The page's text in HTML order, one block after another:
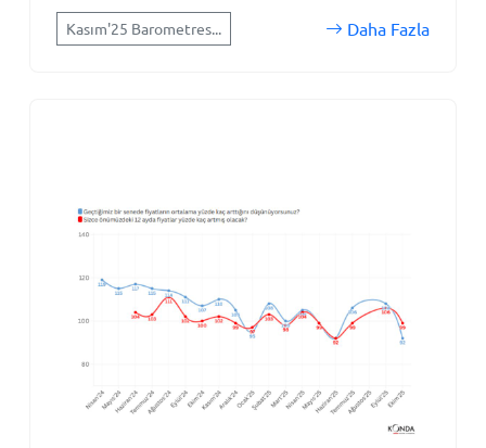
Kasım'25 Barometres... Daha Fazla